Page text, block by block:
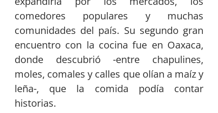
comedores populares y muchas
comunidades del país. Su segundo gran
encuentro con la cocina fue en Oaxaca,
donde descubrió -entre chapulines,
moles, comales y calles que olían a maíz y
leña-, que la comida podía contar
historias.